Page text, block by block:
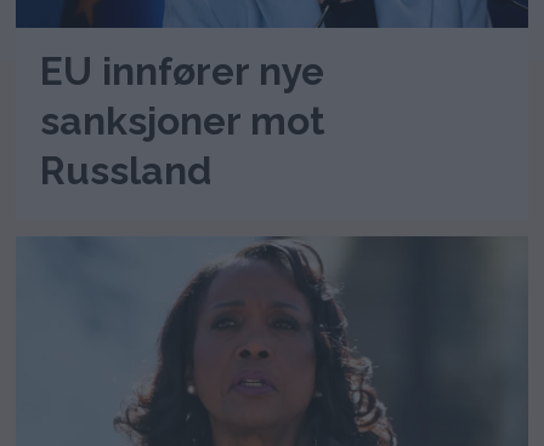
EU innfører nye
sanksjoner mot
Russland